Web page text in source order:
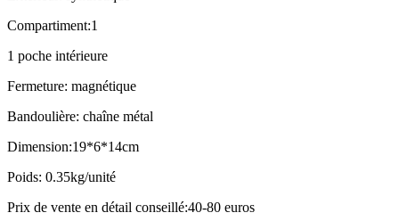
Compartiment:1
1 poche intérieure
Fermeture: magnétique
Bandoulière: chaîne métal
Dimension:19*6*14cm
Poids: 0.35kg/unité
Prix de vente en détail conseillé:40-80 euros